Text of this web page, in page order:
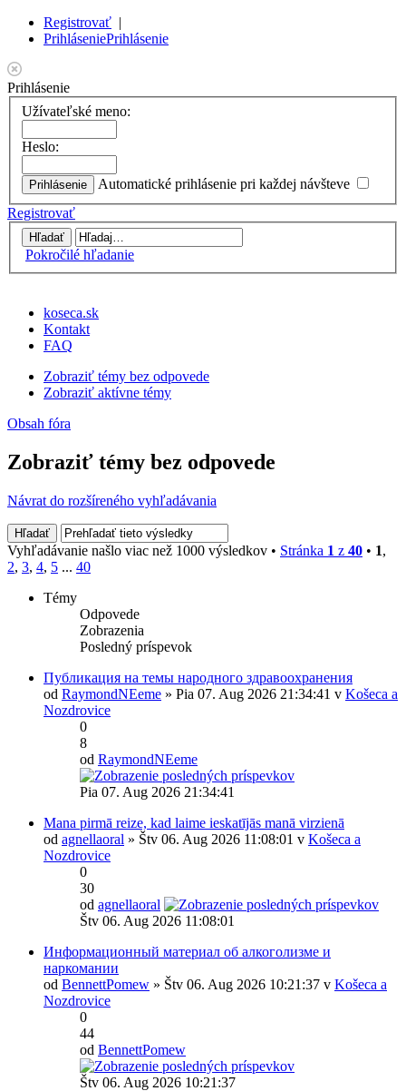
Registrovať |
PrihláseniePrihlásenie
Prihlásenie
Užívateľské meno:
Heslo:
Automatické prihlásenie pri každej návšteve
Registrovať
Pokročilé hľadanie
koseca.sk
Kontakt
FAQ
Zobraziť témy bez odpovede
Zobraziť aktívne témy
Obsah fóra
Zobraziť témy bez odpovede
Návrat do rozšíreného vyhľadávania
Vyhľadávanie našlo viac než 1000 výsledkov • Stránka 1 z 40 • 1,
2, 3, 4, 5 ... 40
Témy
Odpovede
Zobrazenia
Posledný príspevok
Публикация на темы народного здравоохранения
od RaymondNEeme » Pia 07. Aug 2026 21:34:41 v Košeca a
Nozdrovice
0
8
od RaymondNEeme
Pia 07. Aug 2026 21:34:41
Mana pirmā reize, kad laime ieskatījās manā virzienā
od agnellaoral » Štv 06. Aug 2026 11:08:01 v Košeca a
Nozdrovice
0
30
od agnellaoral
Štv 06. Aug 2026 11:08:01
Информационный материал об алкоголизме и
наркомании
od BennettPomew » Štv 06. Aug 2026 10:21:37 v Košeca a
Nozdrovice
0
44
od BennettPomew
Štv 06. Aug 2026 10:21:37